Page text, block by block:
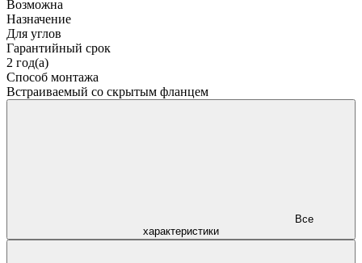
Возможна
Назначение
Для углов
Гарантийный срок
2 год(а)
Способ монтажа
Встраиваемый со скрытым фланцем
характеристики